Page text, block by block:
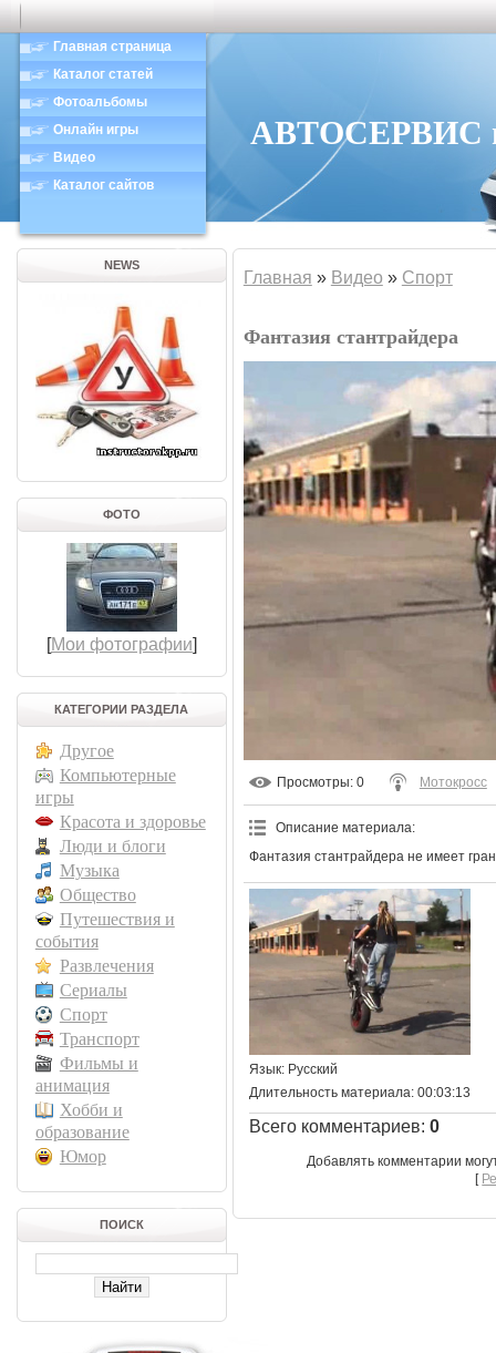
Главная страница
Каталог статей
Фотоальбомы
Онлайн игры
Видео
Каталог сайтов
АВТОСЕРВИС в
NEWS
ФОТО
[Мои фотографии]
КАТЕГОРИИ РАЗДЕЛА
Другое
Компьютерные
игры
Красота и здоровье
Люди и блоги
Музыка
Общество
Путешествия и
события
Развлечения
Сериалы
Спорт
Транспорт
Фильмы и
анимация
Хобби и
образование
Юмор
ПОИСК
Главная » Видео » Спорт
Фантазия стантрайдера
Просмотры: 0 Мотокросс
Описание материала:
Фантазия стантрайдера не имеет
Язык: Русский
Длительность материала: 00:03:13
Всего комментариев: 0
Добавлять комментарии
[